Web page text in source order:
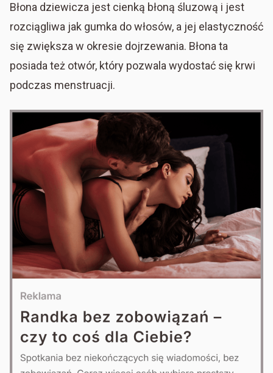
Błona dziewicza jest cienką błoną śluzową i jest
rozciągliwa jak gumka do włosów, a jej elastyczność
się zwiększa w okresie dojrzewania. Błona ta
posiada też otwór, który pozwala wydostać się krwi
podczas menstruacji.